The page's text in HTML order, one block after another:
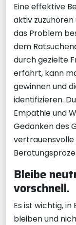
Eine effektive
aktiv
das Problem
dem
durch gezielte
erfährt, kann
gewinnen und
identifizieren.
Empathie und
Gedanken des
Bleibe
vorschnell.
Es ist wichtig,
bleiben und